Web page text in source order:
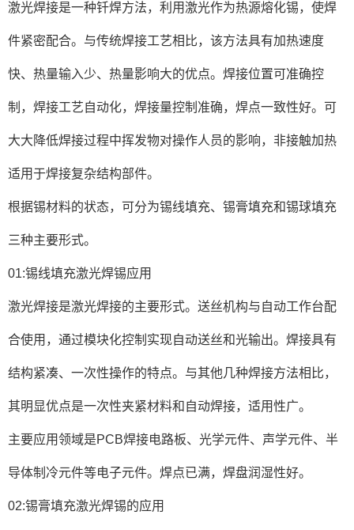
激光焊接是一种钎焊方法，利用激光作为热源熔化锡，使焊
件紧密配合。与传统焊接工艺相比，该方法具有加热速度
快、热量输入少、热量影响大的优点。焊接位置可准确控
制，焊接工艺自动化，焊接量控制准确，焊点一致性好。可
大大降低焊接过程中挥发物对操作人员的影响，非接触加热
适用于焊接复杂结构部件。
根据锡材料的状态，可分为锡线填充、锡膏填充和锡球填充
三种主要形式。
01:锡线填充激光焊锡应用
激光焊接是激光焊接的主要形式。送丝机构与自动工作台配
合使用，通过模块化控制实现自动送丝和光输出。焊接具有
结构紧凑、一次性操作的特点。与其他几种焊接方法相比，
其明显优点是一次性夹紧材料和自动焊接，适用性广。
主要应用领域是PCB焊接电路板、光学元件、声学元件、半
导体制冷元件等电子元件。焊点已满，焊盘润湿性好。
02:锡膏填充激光焊锡的应用